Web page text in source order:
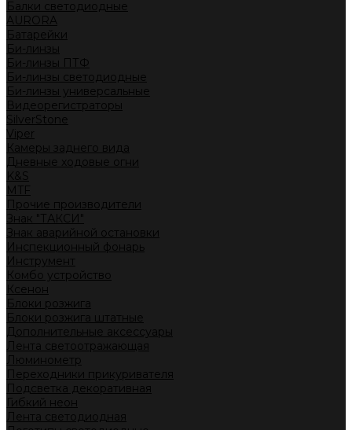
Балки светодиодные
AURORA
Батарейки
Би-линзы
Би-линзы ПТФ
Би-линзы светодиодные
Би-линзы универсальные
Видеорегистраторы
SilverStone
Viper
Камеры заднего вида
Дневные ходовые огни
K&S
MTF
Прочие производители
Знак "ТАКСИ"
Знак аварийной остановки
Инспекционный фонарь
Инструмент
Комбо устройство
Ксенон
Блоки розжига
Блоки розжига штатные
Дополнительные аксессуары
Лента светоотражающая
Люминометр
Переходники прикуривателя
Подсветка декоративная
Гибкий неон
Лента светодиодная